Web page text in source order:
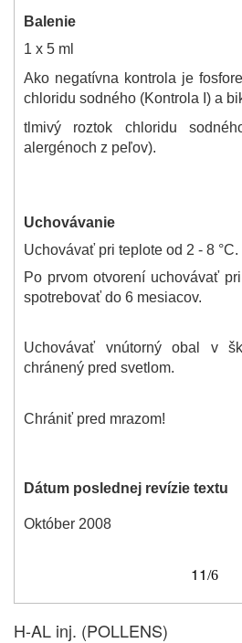
Balenie
1 x 5 ml
Ako negatívna kontrola je
chloridu sodného (Kontrola I) a
tlmivý roztok chloridu
alergénoch z peľov).
Uchovávanie
Uchovávať pri teplote od 2 - 8 °C.
Po prvom otvorení uchovávať
spotrebovať do 6 mesiacov.
Uchovávať vnútorný obal v
chránený pred svetlom.
Chrániť pred mrazom!
Dátum poslednej revízie textu
Október 2008
11/6
H-AL inj. (POLLENS)